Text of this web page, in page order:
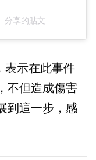
分享的貼文
表示在此事件
不但造成傷害
到這一步，感